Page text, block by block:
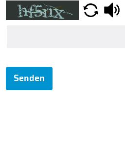
Senden